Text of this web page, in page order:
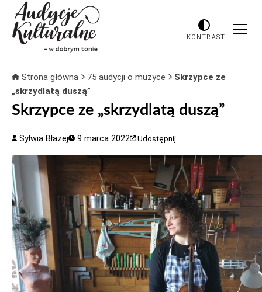
KONTRAST
Strona główna 75 audycji o muzyce
Skrzypce ze
„skrzydlatą duszą”
Skrzypce ze „skrzydlatą duszą”
Sylwia Błażej 9 marca 2022 Udostępnij